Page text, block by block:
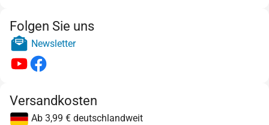
Folgen Sie uns
Newsletter
Versandkosten
Ab 3,99 € deutschlandweit